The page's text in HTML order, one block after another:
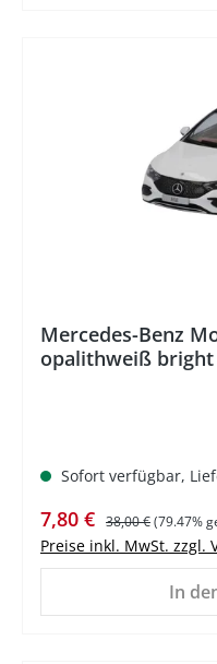
Mercedes-Benz
opalithweiß bright
Sofort verfügbar,
Verkaufspreis:
7,80 € Regulärer Preis:
38,00 €(79.47%
Preise inkl. MwSt. zzgl.
In